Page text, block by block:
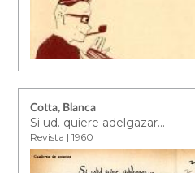
Cotta, Blanca
Si ud. quiere adelgazar...
Revista | 1960